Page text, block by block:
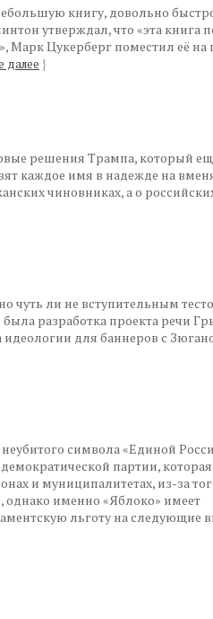
книгу, довольно
утверждал, что «эта книга
Марк Цукерберг поместил её на
далее }
решения Трампа, который
каждое имя в надежде на
чиновниках, а о
чуть ли не вступительным
разработка проекта речи
идеологии для баннеров с
символа «Единой
партии,
и муниципалитетах, из-за
однако именно «Яблоко» имеет
льготу на следующие